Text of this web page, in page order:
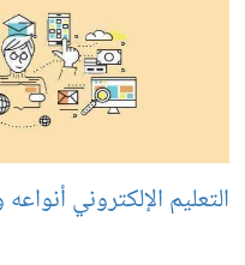
التعليم الإلكتروني